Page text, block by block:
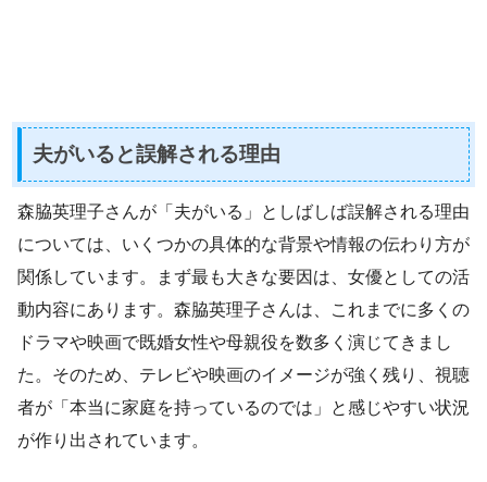
夫がいると誤解される理由
森脇英理子さんが「夫がいる」としばしば誤解される理由
については、いくつかの具体的な背景や情報の伝わり方が
関係しています。まず最も大きな要因は、女優としての活
動内容にあります。森脇英理子さんは、これまでに多くの
ドラマや映画で既婚女性や母親役を数多く演じてきまし
た。そのため、テレビや映画のイメージが強く残り、視聴
者が「本当に家庭を持っているのでは」と感じやすい状況
が作り出されています。